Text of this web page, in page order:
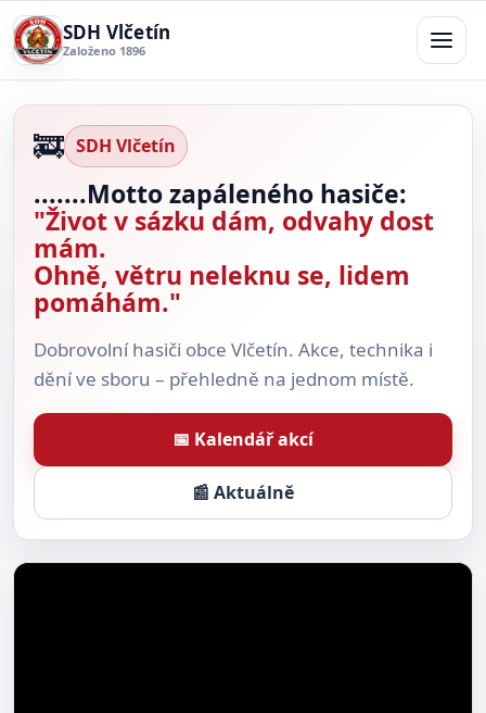
SDH Vlčetín
Založeno 1896
Menu
🚒 SDH Vlčetín
.......Motto zapáleného hasiče:
"Život v sázku dám, odvahy dost
mám.
Ohně, větru neleknu se, lidem
pomáhám."
Dobrovolní hasiči obce Vlčetín. Akce, technika i
dění ve sboru – přehledně na jednom místě.
📅 Kalendář akcí
📰 Aktuálně